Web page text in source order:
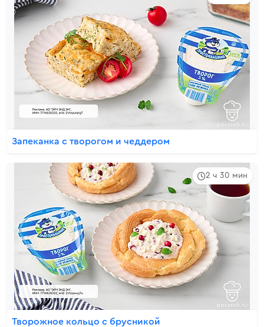
Запеканка с творогом и чеддером
2 ч 30 мин
Творожное кольцо с брусникой